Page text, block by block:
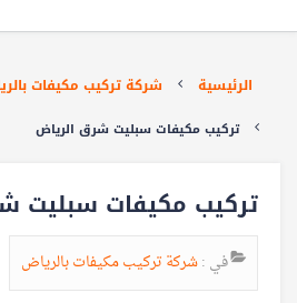
الرئيسية شركة تركيب مكيفات
تركيب مكيفات سبليت شرق الرياض
تركيب مكيفات سبليت
في :شركة تركيب مكيفات بالرياض